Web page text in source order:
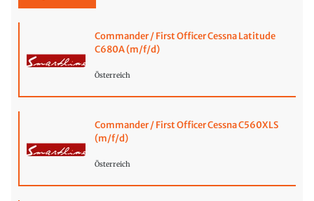
Commander / First Officer Cessna Latitude
C680A (m/f/d)
Österreich
Commander / First Officer Cessna C560XLS
(m/f/d)
Österreich